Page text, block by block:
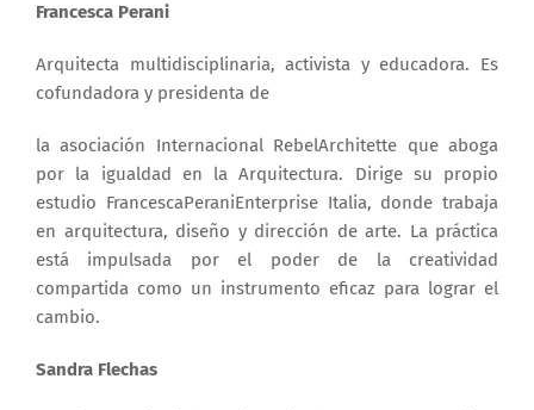
Francesca Perani
Arquitecta multidisciplinaria, activista y educadora. Es
cofundadora y presidenta de
la asociación Internacional RebelArchitette que aboga
por la igualdad en la Arquitectura. Dirige su propio
estudio FrancescaPeraniEnterprise Italia, donde trabaja
en arquitectura, diseño y dirección de arte. La práctica
está impulsada por el poder de la creatividad
compartida como un instrumento eficaz para lograr el
cambio.
Sandra Flechas